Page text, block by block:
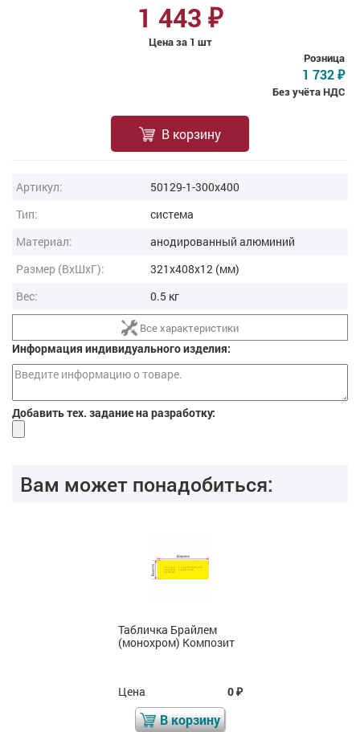
1 443 ₽
Цена за 1 шт
Розница
1 732 ₽
Без учёта НДС
В корзину
Артикул:
50129-1-300x400
Тип:
система
Материал:
анодированный алюминий
Размер (ВxШxГ):
321x408x12 (мм)
Вес:
0.5 кг
Все характеристики
Информация индивидуального изделия:
Добавить тех. задание на разработку:
Вам может понадобиться:
Табличка Брайлем
(монохром) Композит
Цена 0₽
В корзину